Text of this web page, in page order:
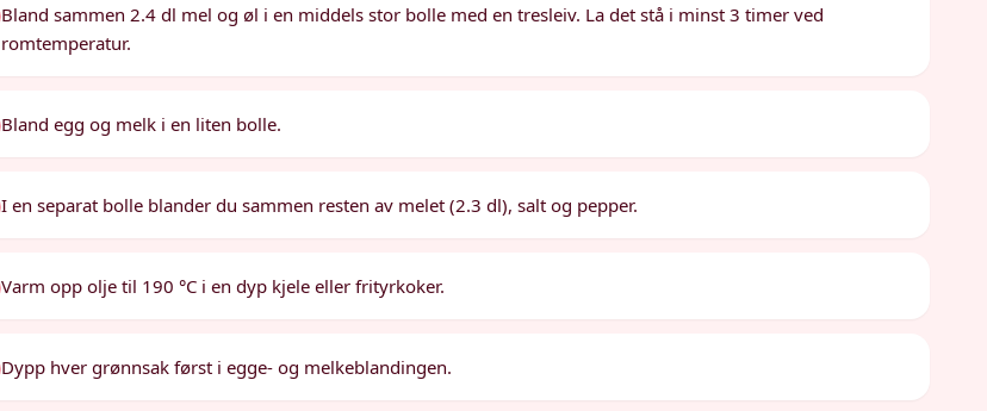
Bland sammen 2.4 dl mel og øl i en middels stor bolle med en tresleiv. La det stå i minst 3 timer ved
romtemperatur.
Bland egg og melk i en liten bolle.
I en separat bolle blander du sammen resten av melet (2.3 dl), salt og pepper.
Varm opp olje til 190 °C i en dyp kjele eller frityrkoker.
Dypp hver grønnsak først i egge- og melkeblandingen.